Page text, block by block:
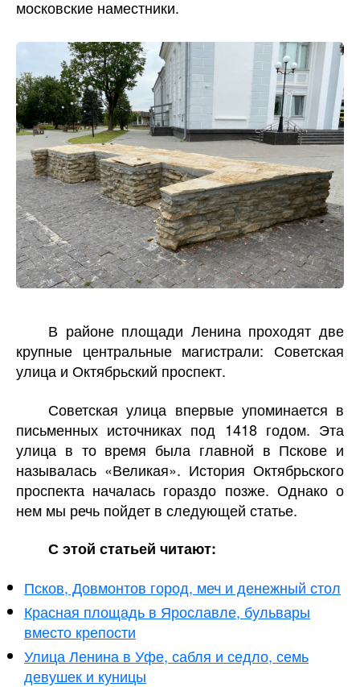
московские наместники.
В районе площади Ленина проходят две
крупные центральные магистрали: Советская
улица и Октябрьский проспект.
Советская улица впервые упоминается в
письменных источниках под 1418 годом. Эта
улица в то время была главной в Пскове и
называлась «Великая». История Октябрьского
проспекта началась гораздо позже. Однако о
нем мы речь пойдет в следующей статье.
С этой статьей читают:
Псков, Довмонтов город, меч и денежный стол
Красная площадь в Ярославле, бульвары
вместо крепости
Улица Ленина в Уфе, сабля и седло, семь
девушек и куницы